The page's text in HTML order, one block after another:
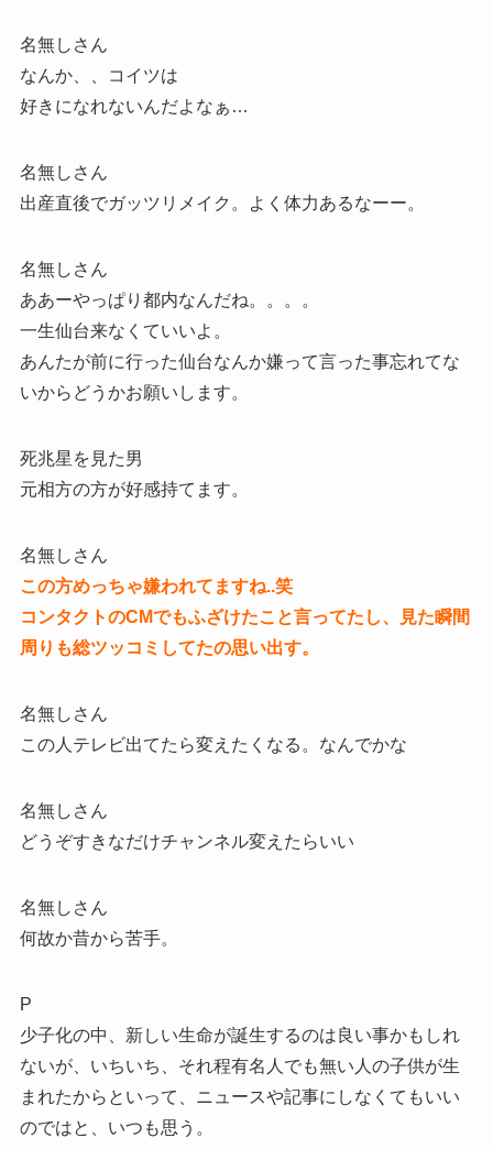
名無しさん
なんか、、コイツは
好きになれないんだよなぁ…
名無しさん
出産直後でガッツリメイク。よく体力あるなーー。
名無しさん
ああーやっぱり都内なんだね。。。。
一生仙台来なくていいよ。
あんたが前に行った仙台なんか嫌って言った事忘れてな
いからどうかお願いします。
死兆星を見た男
元相方の方が好感持てます。
名無しさん
この方めっちゃ嫌われてますね..笑
コンタクトのCMでもふざけたこと言ってたし、見た瞬間
周りも総ツッコミしてたの思い出す。
名無しさん
この人テレビ出てたら変えたくなる。なんでかな
名無しさん
どうぞすきなだけチャンネル変えたらいい
名無しさん
何故か昔から苦手。
P
少子化の中、新しい生命が誕生するのは良い事かもしれ
ないが、いちいち、それ程有名人でも無い人の子供が生
まれたからといって、ニュースや記事にしなくてもいい
のではと、いつも思う。